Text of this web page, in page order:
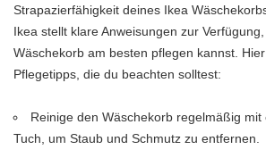
Strapazierfähigkeit deines Ikea
Ikea stellt klare Anweisungen zur
Wäschekorb am besten pflegen kannst.
Pflegetipps, die du beachten solltest:
Reinige den Wäschekorb regelmäßig mit
Tuch, um Staub und Schmutz zu entfernen.